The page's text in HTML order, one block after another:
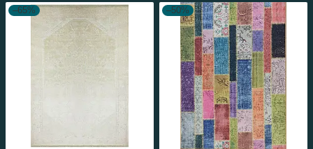
–65% –50%